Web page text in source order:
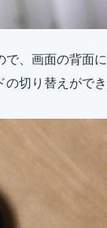
で、画面の背面に
の切り替えができ